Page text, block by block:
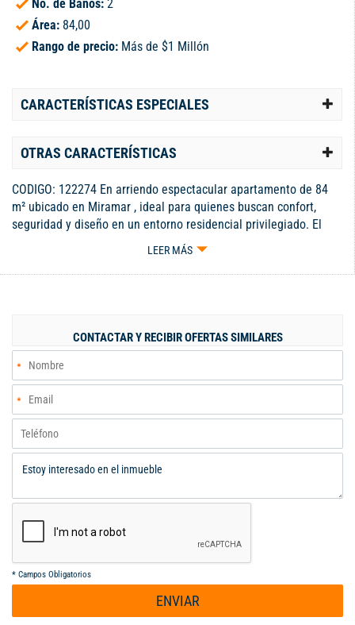
No. de Baños: 2
Área: 84,00
Rango de precio: Más de $1 Millón
CARACTERÍSTICAS ESPECIALES
OTRAS CARACTERÍSTICAS
CODIGO: 122274 En arriendo espectacular apartamento de 84
m² ubicado en Miramar , ideal para quienes buscan confort,
seguridad y diseño en un entorno residencial privilegiado. El
apartamento cuenta con 3 habitaciones, 2 baños , cortinas,
aprovecha cada espacio. Está completamente equipado con
conjunto residencial ofrece completas zonas sociales como
piscina,parque de juegos, salon social , cancha múltiple
(baloncesto/fútbol), gimnasio, brindando un estilo de vida
cómodo, moderno y seguro. Contáctanos para más información
o agendar tu visita .. LLAMANOS YA: 3186560724 Código
interno: 122274
LEER MÁS
CONTACTAR Y RECIBIR OFERTAS SIMILARES
* Campos Obligatorios
ENVIAR